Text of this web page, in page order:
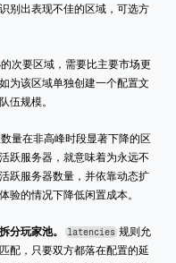
别出表现不佳的区域，可选方
次要区域，需要比主要市场更
为该区域单独创建一个配置文
伍规模。
量在非高峰时段显著下降的区
跃服务器，就意味着为永远不
跃服务器数量，并依靠动态扩
验的情况下降低闲置成本。
分玩家池。 latencies 规则允
配，只要双方都落在配置的延